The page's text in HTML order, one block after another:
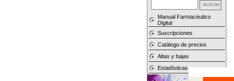
Manual Farmacéutico
Digital
Suscripciones
Catálogo de precios
Altas y bajas
Estadísticas